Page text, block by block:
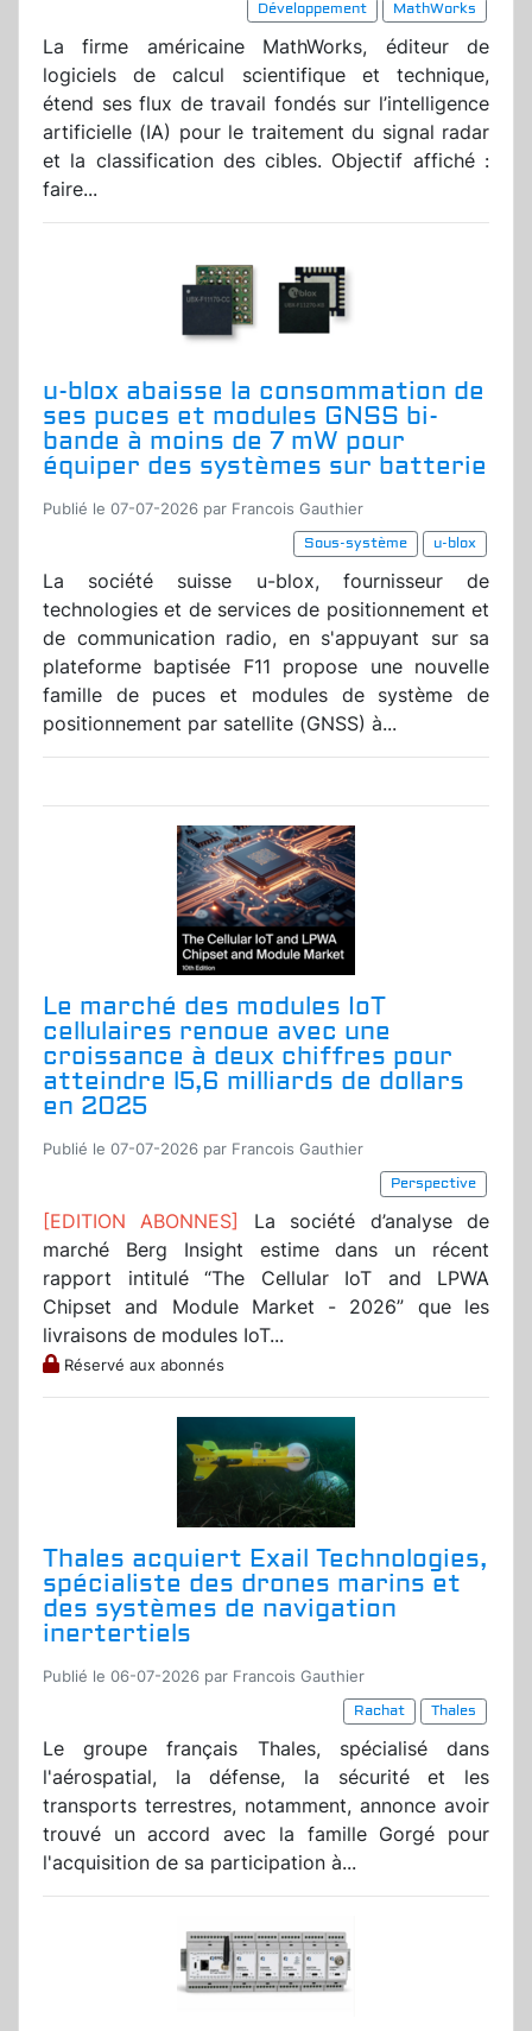
Développement MathWorks
La firme américaine MathWorks, éditeur de
logiciels de calcul scientifique et technique,
étend ses flux de travail fondés sur l’intelligence
artificielle (IA) pour le traitement du signal radar
et la classification des cibles. Objectif affiché :
faire...
u-blox abaisse la consommation de
ses puces et modules GNSS bi-
bande à moins de 7 mW pour
équiper des systèmes sur batterie
Publié le 07-07-2026 par Francois Gauthier
Sous-système
u-blox
La société suisse u-blox, fournisseur de
technologies et de services de positionnement et
de communication radio, en s'appuyant sur sa
plateforme baptisée F11 propose une nouvelle
famille de puces et modules de système de
positionnement par satellite (GNSS) à...
Le marché des modules IoT
cellulaires renoue avec une
croissance à deux chiffres pour
atteindre l5,6 milliards de dollars
en 2025
Publié le 07-07-2026 par Francois Gauthier
Perspective
[EDITION ABONNES] La société d’analyse de
marché Berg Insight estime dans un récent
rapport intitulé “The Cellular IoT and LPWA
Chipset and Module Market - 2026” que les
livraisons de modules IoT...
Réservé aux abonnés
Thales acquiert Exail Technologies,
spécialiste des drones marins et
des systèmes de navigation
inertertiels
Publié le 06-07-2026 par Francois Gauthier
Rachat
Thales
Le groupe français Thales, spécialisé dans
l'aérospatial, la défense, la sécurité et les
transports terrestres, notamment, annonce avoir
trouvé un accord avec la famille Gorgé pour
l'acquisition de sa participation à...